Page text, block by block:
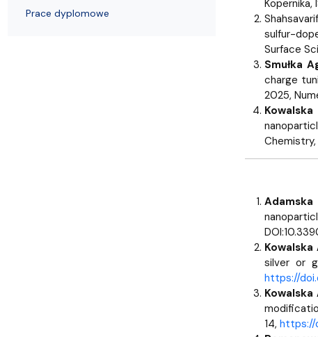
sulfur-
Surface
Smułka
charge
2025,
Adamska
Kowalska
silver or
https://
Kowalska
14, https://
Prace dyplomowe